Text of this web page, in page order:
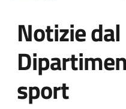
Notizie dal
sport